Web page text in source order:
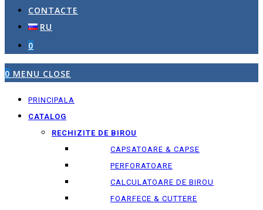
CONTACTE
RU
0
0 MENU CLOSE
PRINCIPALA
CATALOG
RECHIZITE DE BIROU
CAPSATOARE & CAPSE
PERFORATOARE
CALCULATOARE DE BIROU
FOARFECE & CUTTERE